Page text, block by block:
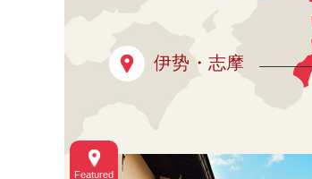
伊势・志摩